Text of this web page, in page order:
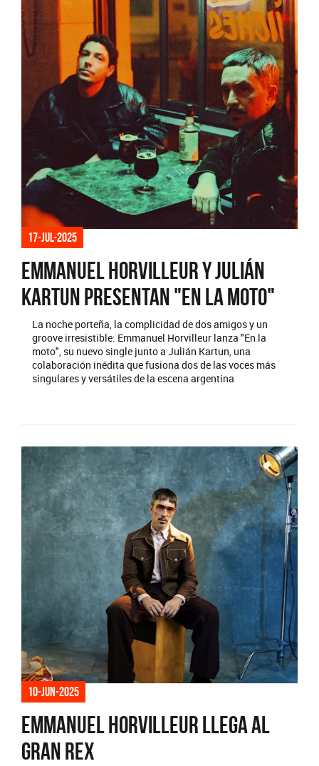
17-jul-2025
Emmanuel Horvilleur y Julián
Kartun presentan "En la moto"
La noche porteña, la complicidad de dos amigos y un
groove irresistible: Emmanuel Horvilleur lanza "En la
moto", su nuevo single junto a Julián Kartun, una
colaboración inédita que fusiona dos de las voces más
singulares y versátiles de la escena argentina
10-jun-2025
Emmanuel Horvilleur llega al
Gran Rex